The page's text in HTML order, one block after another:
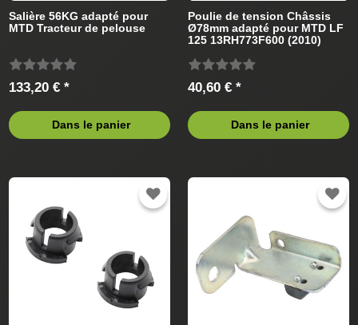
Salière 56KG adapté pour
MTD Tracteur de pelouse
133,20 € *
Dans le panier
Poulie de tension Châssis
Ø78mm adapté pour MTD LF
125 13RH773F600 (2010)
40,60 € *
Dans le panier